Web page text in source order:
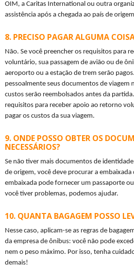
OIM, a Caritas International ou outra
assistência após a chegada ao país de
PRECISO PAGAR ALGUMA
Não. Se você preencher os requisitos para
voluntário, sua passagem de avião ou de
aeroporto ou a estação de trem serão
pessoalmente seus documentos de viagem
custos serão reembolsados antes da
requisitos para receber apoio ao retorno
pagar os custos da sua viagem.
ONDE POSSO OBTER OS
NECESSÁRIOS?
Se não tiver mais documentos de
de origem, você deve procurar a embaixada
embaixada pode fornecer um passaporte
você tiver problemas, podemos ajudar.
QUANTA BAGAGEM POSSO
Nesse caso, aplicam-se as regras de
da empresa de ônibus: você não pode
nem o peso máximo. Por isso, tenha
demais!